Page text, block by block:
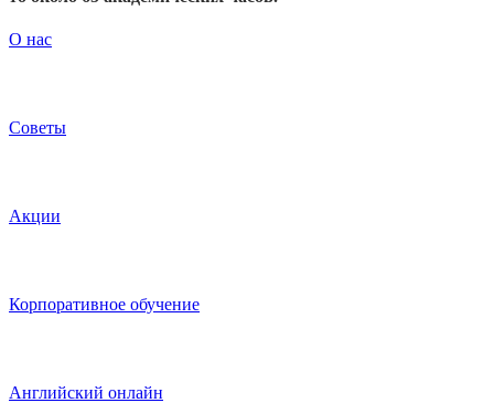
О нас
Советы
Акции
Корпоративное обучение
Английский онлайн